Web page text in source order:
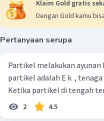
Klaim Gold gratis
Dengan Gold kamu
Pertanyaan serupa
Partikel melakukan
partikel adalah E k ​ ,
Ketika partikel di tengah­
2 4.5